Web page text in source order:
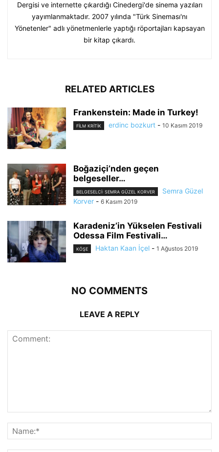
Dergisi ve internette çıkardığı Cinedergi'de sinema yazıları
yayımlanmaktadır. 2007 yılında "Türk Sineması'nı
Yönetenler" adlı yönetmenlerle yaptığı röportajları kapsayan
bir kitap çıkardı.
RELATED ARTICLES
Frankenstein: Made in Turkey!
FILM KRITIK erdinc bozkurt - 10 Kasım 2019
Boğaziçi’nden geçen
belgeseller…
BELGESELCI: SEMRA GÜZEL KORVER
Semra Güzel
Korver - 6 Kasım 2019
Karadeniz’in Yükselen Festivali
Odessa Film Festivali…
KÖŞE Haktan Kaan İçel - 1 Ağustos 2019
NO COMMENTS
LEAVE A REPLY